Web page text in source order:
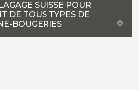
SUISSE POUR
DE TOUS TYPES DE
BOUGERIES